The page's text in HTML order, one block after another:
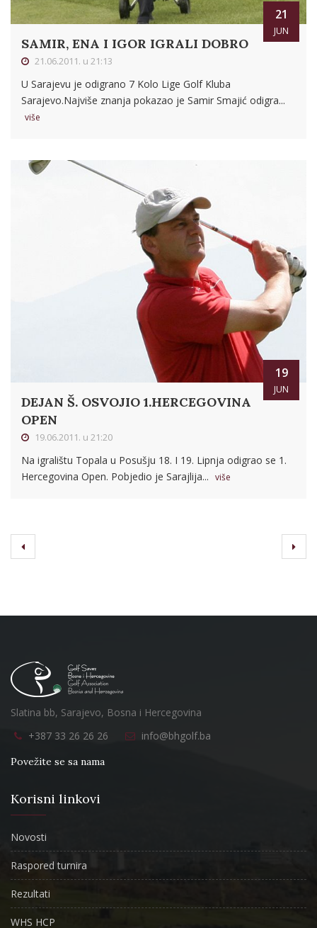
21
JUN
SAMIR, ENA I IGOR IGRALI DOBRO
21.06.2011. u 21:13
U Sarajevu je odigrano 7 Kolo Lige Golf Kluba
Sarajevo.Najviše znanja pokazao je Samir Smajić odigra...
više
19
JUN
DEJAN Š. OSVOJIO 1.HERCEGOVINA
OPEN
19.06.2011. u 21:20
Na igralištu Topala u Posušju 18. I 19. Lipnja odigrao se 1.
Hercegovina Open. Pobjedio je Sarajlija... više
Slatina bb, Sarajevo, Bosna i Hercegovina
+387 33 26 26 26
info@bhgolf.ba
Povežite se sa nama
Korisni linkovi
Novosti
Raspored turnira
Rezultati
WHS HCP